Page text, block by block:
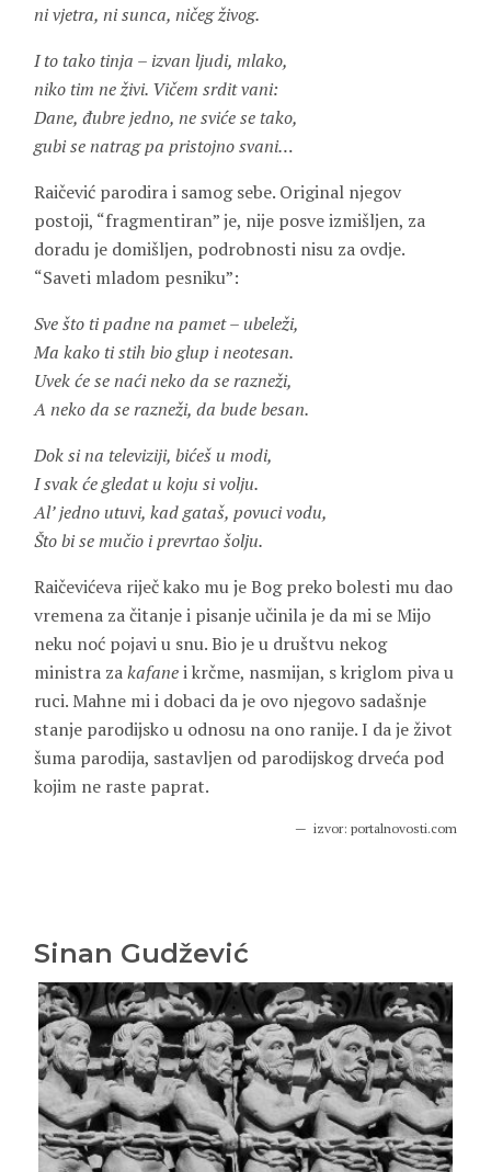
ni vjetra, ni sunca, ničeg živog.
I to tako tinja – izvan ljudi, mlako,
niko tim ne živi. Vičem srdit vani:
Dane, đubre jedno, ne sviće se tako,
gubi se natrag pa pristojno svani…
Raičević parodira i samog sebe. Original njegov
postoji, “fragmentiran” je, nije posve izmišljen, za
doradu je domišljen, podrobnosti nisu za ovdje.
“Saveti mladom pesniku”:
Sve što ti padne na pamet – ubeleži,
Ma kako ti stih bio glup i neotesan.
Uvek će se naći neko da se razneži,
A neko da se razneži, da bude besan.
Dok si na televiziji, bićeš u modi,
I svak će gledat u koju si volju.
Al’ jedno utuvi, kad gataš, povuci vodu,
Što bi se mučio i prevrtao šolju.
Raičevićeva riječ kako mu je Bog preko bolesti mu dao
vremena za čitanje i pisanje učinila je da mi se Mijo
neku noć pojavi u snu. Bio je u društvu nekog
ministra zakafanei krčme, nasmijan, s kriglom piva u
ruci. Mahne mi i dobaci da je ovo njegovo sadašnje
stanje parodijsko u odnosu na ono ranije. I da je život
šuma parodija, sastavljen od parodijskog drveća pod
kojim ne raste paprat.
izvor: portalnovosti.com
Sinan Gudžević